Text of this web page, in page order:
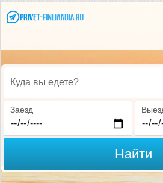
Куда вы едете?
Заезд
Найти